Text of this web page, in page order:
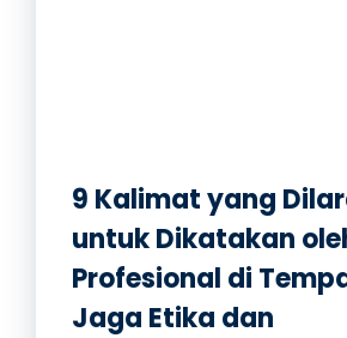
9 Kalimat yang
untuk Dikatakan
Profesional di
Jaga Etika dan